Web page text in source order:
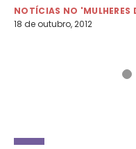
NOTÍCIAS NO
18 de outubro, 2012